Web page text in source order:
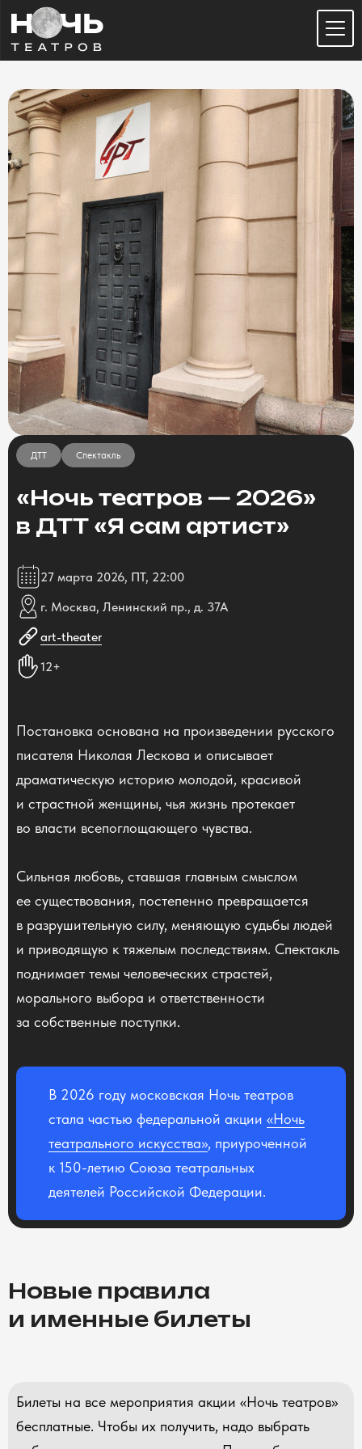
ДТТ Спектакль
«Ночь театров — 2026»
в ДТТ «Я сам артист»
27 марта 2026, ПТ, 22:00
г. Москва, Ленинский пр., д. 37А
art-theater
12+
Постановка основана на произведении русского
писателя Николая Лескова и описывает
драматическую историю молодой, красивой
и страстной женщины, чья жизнь протекает
во власти всепоглощающего чувства.
Сильная любовь, ставшая главным смыслом
ее существования, постепенно превращается
в разрушительную силу, меняющую судьбы людей
и приводящую к тяжелым последствиям. Спектакль
поднимает темы человеческих страстей,
морального выбора и ответственности
за собственные поступки.
В 2026 году московская Ночь театров
стала частью федеральной акции «Ночь
театрального искусства», приуроченной
к 150-летию Союза театральных
деятелей Российской Федерации.
Новые правила
и именные билеты
Билеты на все мероприятия акции «Ночь театров»
бесплатные. Чтобы их получить, надо выбрать